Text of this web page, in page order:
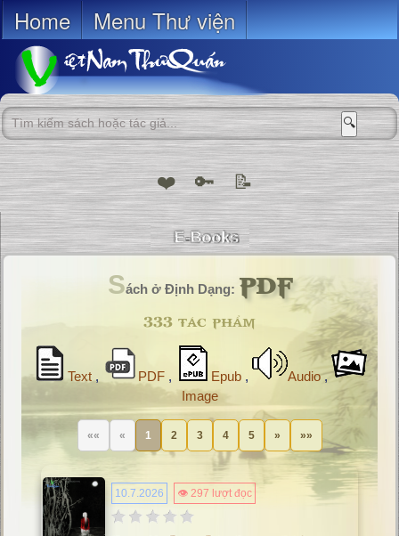
Home Menu Thư viện
🔍
❤️ 🔑 📝
Sách ở Định Dạng: PDF
333 tác phẩm
Text , PDF , Epub , Audio,
Image
«« « 1 2 3 4 5 » »»
10.7.2026 👁 297 lượt đọc